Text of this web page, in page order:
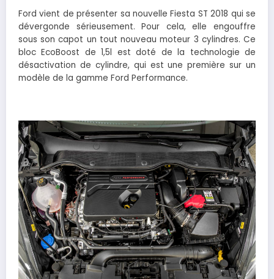
Ford vient de présenter sa nouvelle Fiesta ST 2018 qui se
dévergonde sérieusement. Pour cela, elle engouffre
sous son capot un tout nouveau moteur 3 cylindres. Ce
bloc EcoBoost de 1,5l est doté de la technologie de
désactivation de cylindre, qui est une première sur un
modèle de la gamme Ford Performance.